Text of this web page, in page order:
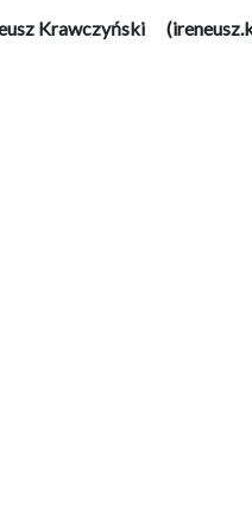
Krawczyński